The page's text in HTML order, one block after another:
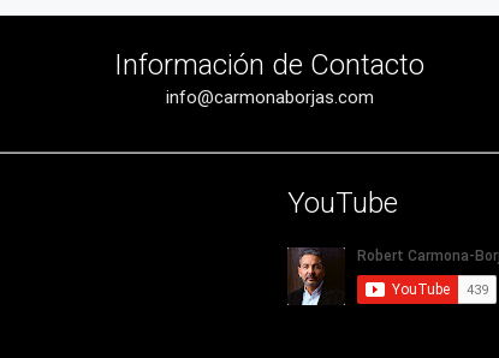
Información de Contacto
info@carmonaborjas.com
YouTube